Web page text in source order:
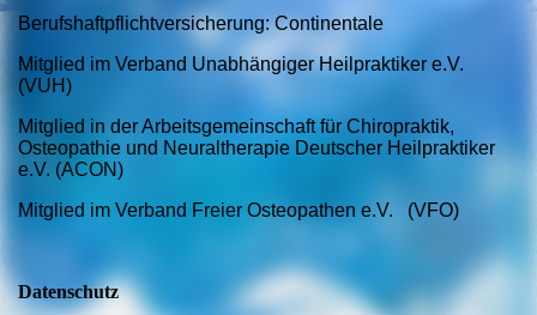
Berufshaftpflichtversicherung: Continentale
Mitglied im Verband Unabhängiger Heilpraktiker e.V.
(VUH)
Mitglied in der Arbeitsgemeinschaft für Chiropraktik,
Osteopathie und Neuraltherapie Deutscher Heilpraktiker
e.V. (ACON)
Mitglied im Verband Freier Osteopathen e.V. (VFO)
Datenschutz